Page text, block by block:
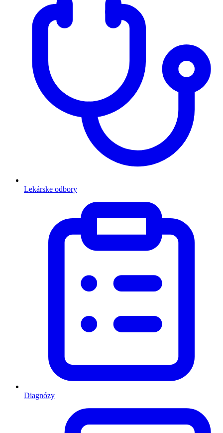
Lekárske odbory
Diagnózy